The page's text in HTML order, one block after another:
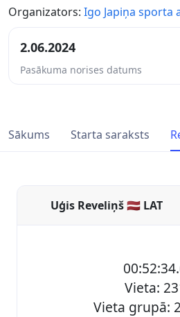
Organizators: Igo Japiņa sporta
2.06.2024
Pasākuma norises datums
Sākums Starta saraksts
Uģis Reveliņš 🇱🇻 LAT
Vieta:
Vieta grupā: